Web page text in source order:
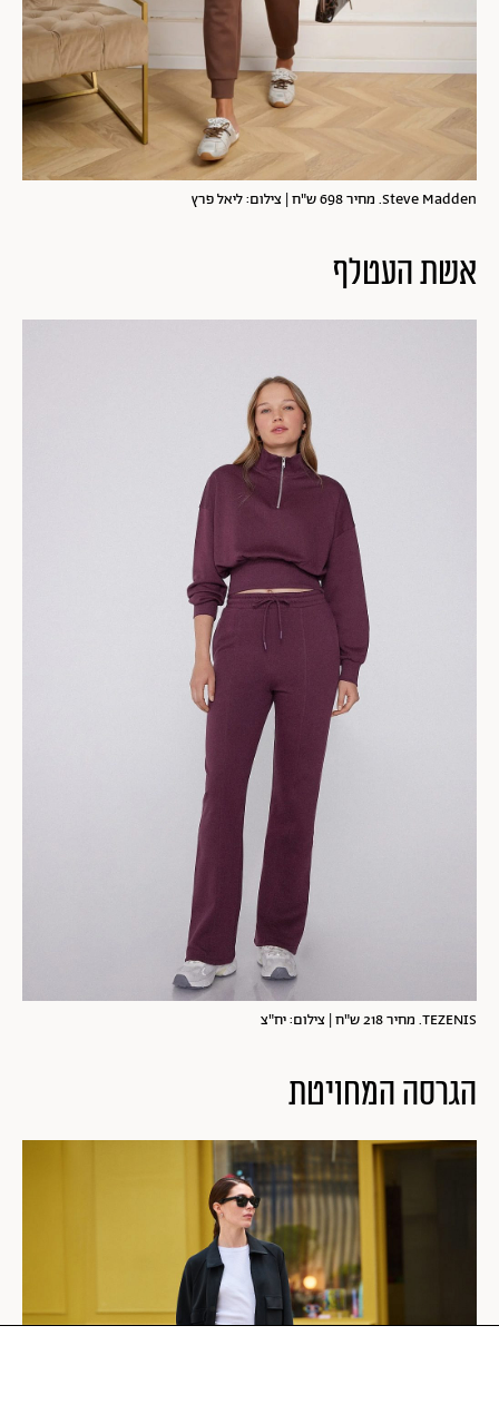
Steve Madden. מחיר 698 ש"ח | צילום: ליאל פרץ
אשת העטלף
TEZENIS. מחיר 218 ש"ח | צילום: יח"צ
הגרסה המחויטת